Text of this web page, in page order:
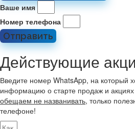
Ваше имя
Номер телефона
Отправить
Действующие
Введите номер WhatsApp, на который
информацию о старте продаж и
обещаем не названивать, только
телефоне!